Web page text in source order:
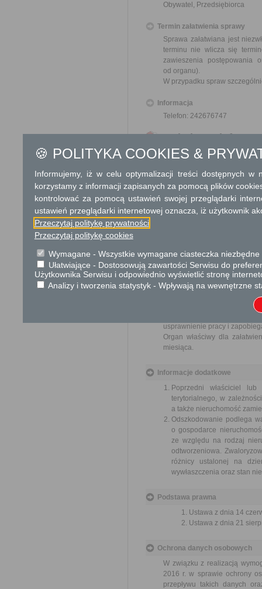
Obywatel, Przedsiębiorca
Termin załatwienia sprawy
Sprawa załatwiana jest
terminu nie wlicza się
zawieszenia postępowania
od organu).
W przypadku spraw
Informacja
Telefon: 242676747
Dodatkowe
Opłata
Wniosek o zwrot
17 zł opłata skarbowa za
Tryb odwoławczy
Skargi i wnioski
Przedmiotem skargi może
ich pracowników, naruszenie
usprawnienie pracy i
Organ właściwy dla
miesiąca.
Informacje dodatkowe
Poprzedni właściciel
terytorialnego, w
a także nieruchomość
Odszkodowanie podlega
o gospodarce
ze względu na rodzaj
odtworzeniowa.
różnicy ustalonej na
wywłaszczenia oraz stan
Podstawa prawna
Ustawa z dnia 14
Ustawa z dnia 21
Ochrona danych osobowych
W związku z realizacją
2016 r. w sprawie ochrony
przepływu takich danych
🍪 POLITYKA COOKIES &
Informujemy, iż w celu optymalizacji treści dostępnych w
korzystamy z informacji zapisanych za pomocą plików
kontrolować za pomocą ustawień swojej przeglądarki
ustawień przeglądarki internetowej oznacza, iż użytkownik
Przeczytaj politykę prywatności
Przeczytaj politykę cookies
Wymagane - Wszystkie wymagane ciasteczka
Ułatwiające - Dostosowują zawartości Serwisu do
Użytkownika Serwisu i odpowiednio wyświetlić stronę
Analizy i tworzenia statystyk - Wpływają na wewnętrzne